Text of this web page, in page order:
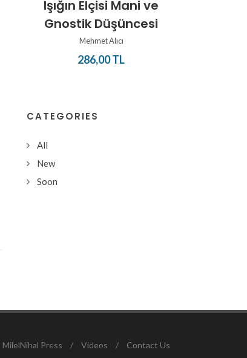
Işığın Elçisi Mani ve
Gnostik Düşüncesi
Mehmet Alıcı
286,00 TL
CATEGORIES
All
New
Soon
MilelNihal Press / Videos / Contact Us